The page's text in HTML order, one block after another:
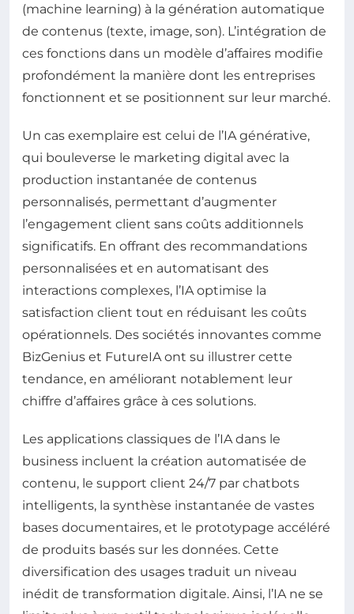
(machine learning) à la génération automatique
de contenus (texte, image, son). L’intégration de
ces fonctions dans un modèle d’affaires modifie
profondément la manière dont les entreprises
fonctionnent et se positionnent sur leur marché.
Un cas exemplaire est celui de l’IA générative,
qui bouleverse le marketing digital avec la
production instantanée de contenus
personnalisés, permettant d’augmenter
l’engagement client sans coûts additionnels
significatifs. En offrant des recommandations
personnalisées et en automatisant des
interactions complexes, l’IA optimise la
satisfaction client tout en réduisant les coûts
opérationnels. Des sociétés innovantes comme
BizGenius et FutureIA ont su illustrer cette
tendance, en améliorant notablement leur
chiffre d’affaires grâce à ces solutions.
Les applications classiques de l’IA dans le
business incluent la création automatisée de
contenu, le support client 24/7 par chatbots
intelligents, la synthèse instantanée de vastes
bases documentaires, et le prototypage accéléré
de produits basés sur les données. Cette
diversification des usages traduit un niveau
inédit de transformation digitale. Ainsi, l’IA ne se